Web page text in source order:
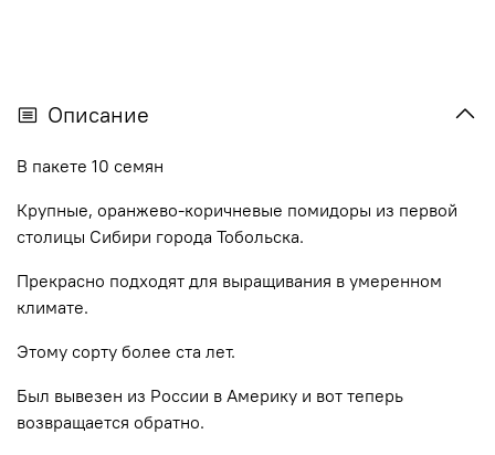
Описание
В пакете 10 семян
Крупные, оранжево-коричневые помидоры из первой
столицы Сибири города Тобольска.
Прекрасно подходят для выращивания в умеренном
климате.
Этому сорту более ста лет.
Был вывезен из России в Америку и вот теперь
возвращается обратно.